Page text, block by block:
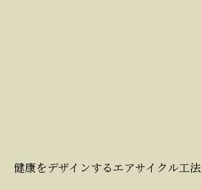
健康をデザインするエアサイクル工法